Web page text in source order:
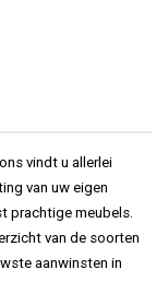
vindt u allerlei
van uw eigen
prachtige meubels.
van de soorten
aanwinsten in